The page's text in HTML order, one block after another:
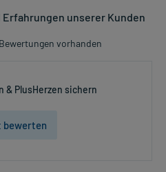
unserer Kunden
vorhanden
& PlusHerzen sichern